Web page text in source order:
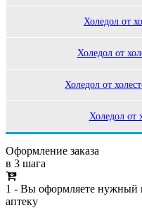
Холедол от
Холедол от
Холедол от
Холедол от
Оформление заказа
в 3 шага
1 - Вы оформляете нужный
аптеку